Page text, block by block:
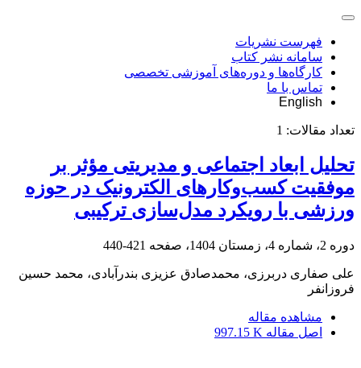
فهرست نشریات
سامانه نشر کتاب
کارگاه‌ها و دوره‌های آموزشی تخصصی
تماس با ما
English
تعداد مقالات: 1
تحلیل ابعاد اجتماعی و مدیریتی مؤثر بر
موفقیت کسب‌وکارهای الکترونیک در حوزه
ورزشی با رویکرد مدل‌سازی ترکیبی
دوره 2، شماره 4، زمستان 1404، صفحه 421-440
علی صفاری دربرزی، محمدصادق عزیزی بندرآبادی، محمد حسین
فروزانفر
مشاهده مقاله
اصل مقاله 997.15 K